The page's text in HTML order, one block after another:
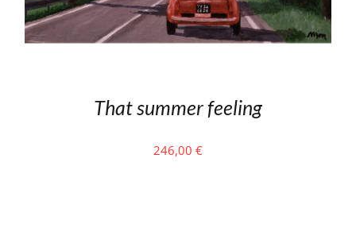
That summer feeling
246,00 €